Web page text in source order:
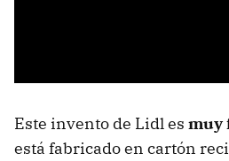
Este invento de Lidl es muy
está fabricado en cartón